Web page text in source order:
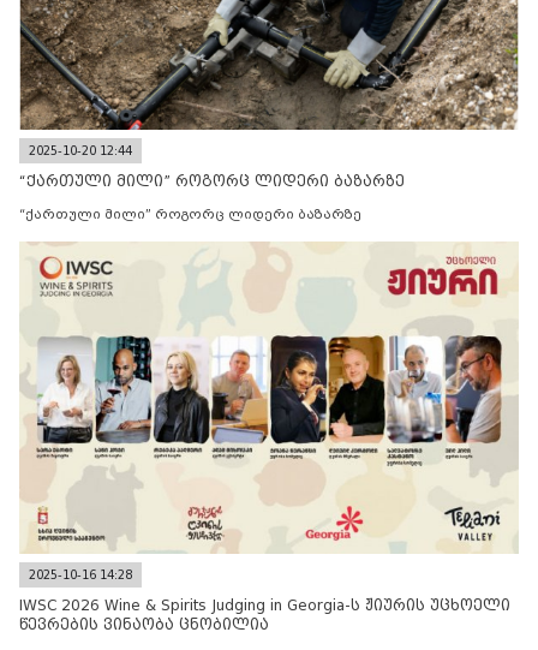
2025-10-20 12:44
“ქართული მილი” როგორც ლიდერი ბაზარზე
“ქართული მილი” როგორც ლიდერი ბაზარზე
2025-10-16 14:28
IWSC 2026 Wine & Spirits Judging in Georgia-ს ჟიურის უცხოელი
წევრების ვინაობა ცნობილია